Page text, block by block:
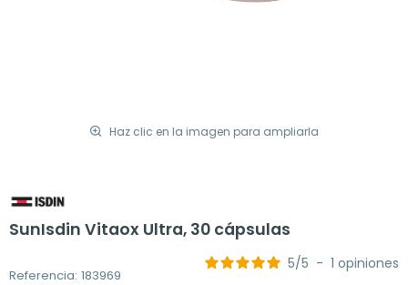
Haz clic en la imagen para ampliarla
SunIsdin Vitaox Ultra, 30 cápsulas
Referencia: 183969
5/5 - 1 opiniones